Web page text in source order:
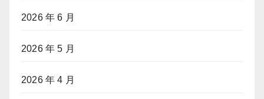
2026 年 6 月
2026 年 5 月
2026 年 4 月